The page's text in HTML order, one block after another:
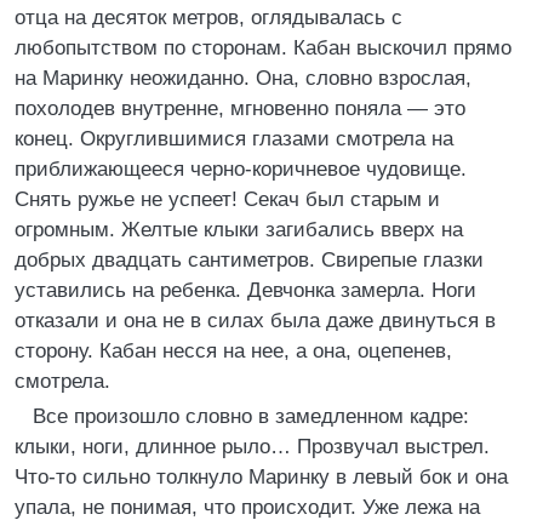
отца на десяток метров, оглядывалась с
любопытством по сторонам. Кабан выскочил прямо
на Маринку неожиданно. Она, словно взрослая,
похолодев внутренне, мгновенно поняла — это
конец. Округлившимися глазами смотрела на
приближающееся черно-коричневое чудовище.
Снять ружье не успеет! Секач был старым и
огромным. Желтые клыки загибались вверх на
добрых двадцать сантиметров. Свирепые глазки
уставились на ребенка. Девчонка замерла. Ноги
отказали и она не в силах была даже двинуться в
сторону. Кабан несся на нее, а она, оцепенев,
смотрела.
Все произошло словно в замедленном кадре:
клыки, ноги, длинное рыло… Прозвучал выстрел.
Что-то сильно толкнуло Маринку в левый бок и она
упала, не понимая, что происходит. Уже лежа на